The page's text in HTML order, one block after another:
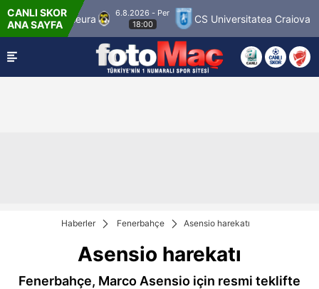
CANLI SKOR
ANA SAYFA
Palloseura
6.8.2026 - Per
CS Universitatea Craiova 1948
Haberler Fenerbahçe Asensio harekatı
Asensio harekatı
Fenerbahçe, Marco Asensio için resmi teklifte